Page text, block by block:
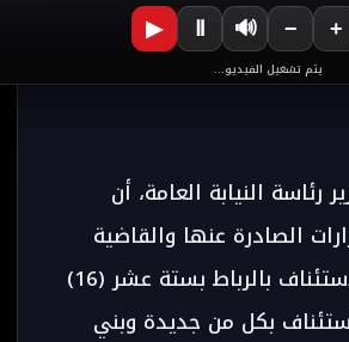
قوي على إتيان الجريمة الأمر الذي انعكس على عدد الضحايا والذي بلغ 163 ضحية فارقت الحياة،
الضحايا من القاصرين وذوي
النيابة العامة، أن
الصادرة عنها والقاضية
بهذه العقوبة، حيث بلغت ثمانية عشر (18) قرارا تليها محكمة الاستئناف بالرباط بستة عشر (16)
قرارات ومحكمتي الاستئناف بكل من جديدة وبني
▶ 🔊 − +
يتم تشغيل الفيديو...